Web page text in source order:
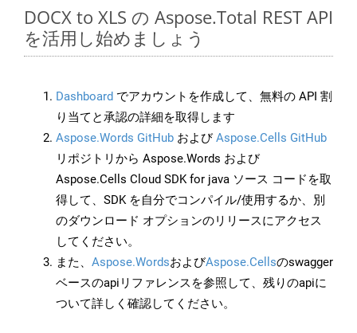
DOCX to XLS の Aspose.Total REST API
を活用し始めましょう
Dashboard でアカウントを作成して、無料の API 割
り当てと承認の詳細を取得します
Aspose.Words GitHub およびAspose.Cells GitHub
リポジトリから Aspose.Words および
Aspose.Cells Cloud SDK for java ソース コードを取
得して、SDK を自分でコンパイル/使用するか、別
のダウンロード オプションのリリースにアクセス
してください。
また、 Aspose.WordsおよびAspose.Cellsのswagger
ベースのapiリファレンスを参照して、残りのapiに
ついて詳しく確認してください。